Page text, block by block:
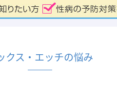
クス・エッチの悩み